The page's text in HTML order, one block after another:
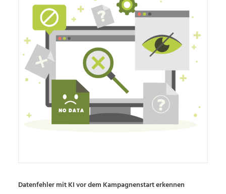
Datenfehler mit KI vor dem Kampagnenstart erkennen